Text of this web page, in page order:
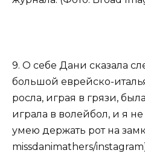
9. О себе Дани сказала
большой еврейско-
росла, играя в грязи,
играла в волейбол, и я не
умею держать рот на
missdanimathers/